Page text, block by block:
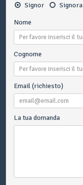
Signor Signora
Nome
Cognome
Email (richiesto)
La tua domanda